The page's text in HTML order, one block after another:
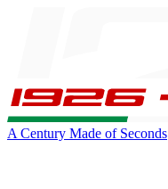
A Century Made of Seconds